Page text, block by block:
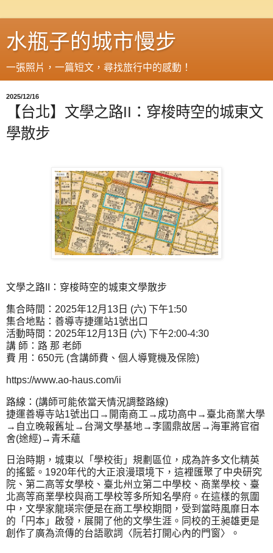
水瓶子的城市慢步
一張照片，一篇短文，尋找旅行中的感動！
2025/12/16
【台北】文學之路II：穿梭時空的城東文
學散步
文學之路II：穿梭時空的城東文學散步
集合時間：2025年12月13日 (六) 下午1:50
集合地點：善導寺捷運站1號出口
活動時間：2025年12月13日 (六) 下午2:00-4:30
講 師：路 那 老師
費 用：650元 (含講師費、個人導覽機及保險)
https://www.ao-haus.com/ii
路線：(講師可能依當天情況調整路線)
捷運善導寺站1號出口→開南商工→成功高中→臺北商業大學
→自立晚報舊址→台灣文學基地→李國鼎故居→海軍將官宿
舍(途經)→青禾蘊
日治時期，城東以「學校街」規劃區位，成為許多文化精英
的搖籃。1920年代的大正浪漫環境下，這裡匯聚了中央研究
院、第二高等女學校、臺北州立第二中學校、商業學校、臺
北高等商業學校與商工學校等多所知名學府。在這樣的氛圍
中，文學家龍瑛宗便是在商工學校期間，受到當時風靡日本
的「円本」啟發，展開了他的文學生涯。同校的王昶雄更是
創作了廣為流傳的台語歌詞〈阮若打開心內的門窗〉。